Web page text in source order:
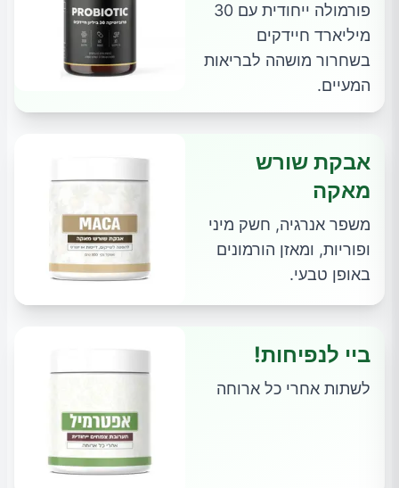
פורמולה ייחודית עם 30
מיליארד חיידקים
בשחרור מושהה לבריאות
המעיים.
אבקת שורש
מאקה
משפר אנרגיה, חשק מיני
ופוריות, ומאזן הורמונים
באופן טבעי.
ביי לנפיחות!
לשתות אחרי כל ארוחה